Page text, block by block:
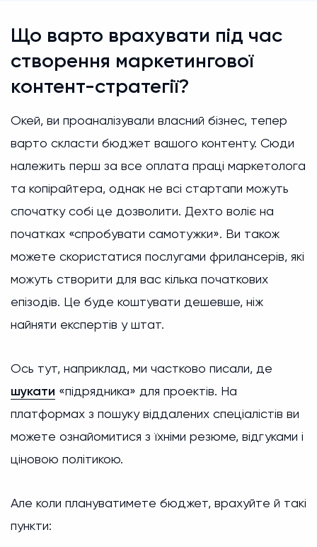
Що варто врахувати під час
створення маркетингової
контент-стратегії?
Окей, ви проаналізували власний бізнес, тепер
варто скласти бюджет вашого контенту. Сюди
належить перш за все оплата праці маркетолога
та копірайтера, однак не всі стартапи можуть
спочатку собі це дозволити. Дехто воліє на
початках «спробувати самотужки». Ви також
можете скористатися послугами фрилансерів, які
можуть створити для вас кілька початкових
епізодів. Це буде коштувати дешевше, ніж
найняти експертів у штат.
Ось тут, наприклад, ми частково писали, де
шукати «підрядника» для проектів. На
платформах з пошуку віддалених спеціалістів ви
можете ознайомитися з їхніми резюме, відгуками і
ціновою політикою.
Але коли плануватимете бюджет, врахуйте й такі
пункти: